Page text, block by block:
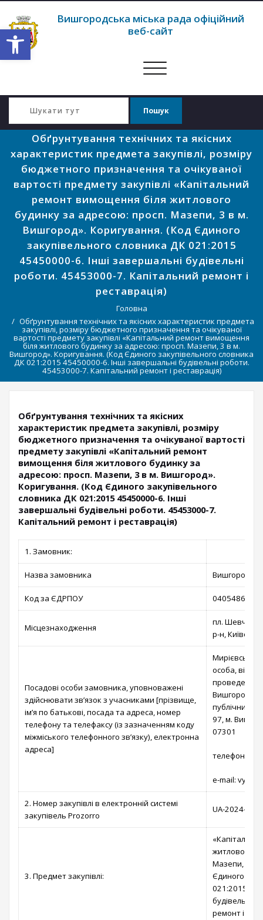
Відкрити Панель інструментів
Вишгородська міська рада офіційний
веб-сайт
Перемкнути
Обґрунтування технічних та якісних
характеристик предмета закупівлі, розміру
бюджетного призначення та очікуваної
вартості предмету закупівлі «Капітальний
ремонт вимощення біля житлового
будинку за адресою: просп. Мазепи, 3 в м.
Вишгород». Коригування. (Код Єдиного
закупівельного словника ДК 021:2015
45450000-6. Інші завершальні будівельні
роботи. 45453000-7. Капітальний ремонт і
реставрація)
Головна
Обґрунтування технічних та якісних характеристик предмета
закупівлі, розміру бюджетного призначення та очікуваної
вартості предмету закупівлі «Капітальний ремонт вимощення
біля житлового будинку за адресою: просп. Мазепи, 3 в м.
Вишгород». Коригування. (Код Єдиного закупівельного словника
ДК 021:2015 45450000-6. Інші завершальні будівельні роботи.
45453000-7. Капітальний ремонт і реставрація)
Обґрунтування технічних та якісних
характеристик предмета закупівлі, розміру
бюджетного призначення та очікуваної вартості
предмету закупівлі «Капітальний ремонт
вимощення біля житлового будинку за
адресою: просп. Мазепи, 3 в м. Вишгород».
Коригування. (Код Єдиного закупівельного
словника ДК 021:2015 45450000-6. Інші
завершальні будівельні роботи. 45453000-7.
Капітальний ремонт і реставрація)
1. Замовник:
Назва замовника
Код за ЄДРПОУ 04054866
Місцезнаходження
пл.
р-н,
Посадові особи замовника, уповноважені
здійснювати зв’язок з учасниками [прізвище,
ім’я по батькові, посада та адреса, номер
телефону та телефаксу (із зазначенням коду
міжміського телефонного зв’язку), електронна
адреса]
Мирієвська
особа,
проведення
публічних
97, м.
07301
телефон:
e-mail:
2. Номер закупівлі в електронній системі
закупівель Prozorro
UA-2024-11-
3. Предмет закупівлі:
житлового
Мазепи, 3 в
Єдиного
021:2015
будівельні
ремонт і